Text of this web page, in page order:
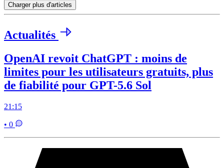
Charger plus d'articles
Actualités
OpenAI revoit ChatGPT : moins de
limites pour les utilisateurs gratuits, plus
de fiabilité pour GPT-5.6 Sol
21:15
• 0